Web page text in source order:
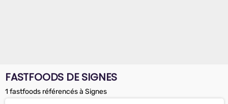
FASTFOODS DE SIGNES
1 fastfoods référencés à Signes